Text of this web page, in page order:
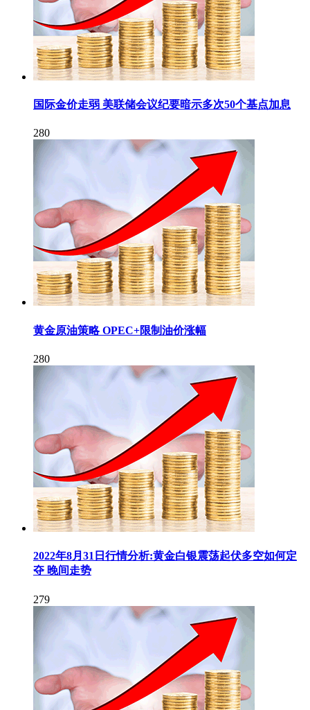
国际金价走弱 美联储会议纪要暗示多次50个基点加息
280
黄金原油策略 OPEC+限制油价涨幅
280
2022年8月31日行情分析:黄金白银震荡起伏多空如何定
夺 晚间走势
279